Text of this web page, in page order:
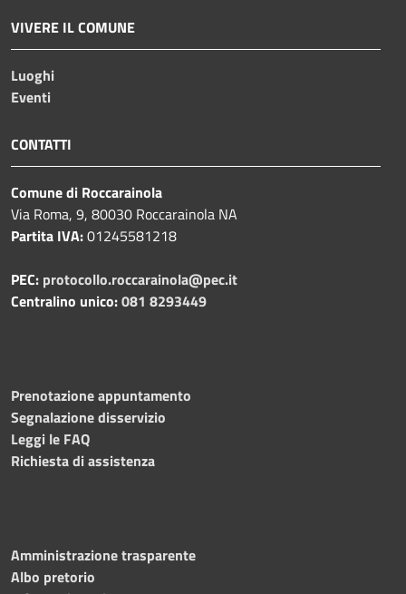
VIVERE IL COMUNE
Luoghi
Eventi
CONTATTI
Comune di Roccarainola
Via Roma, 9, 80030 Roccarainola NA
Partita IVA:01245581218
PEC: protocollo.roccarainola@pec.it
Centralino unico:081 8293449
Prenotazione appuntamento
Segnalazione disservizio
Leggi le FAQ
Richiesta di assistenza
Amministrazione trasparente
Albo pretorio